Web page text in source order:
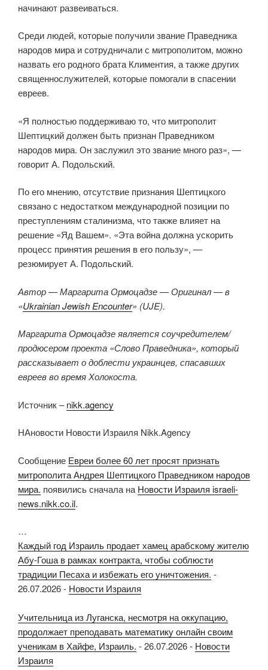
начинают развеиваться.
Среди людей, которые получили звание Праведника
народов мира и сотрудничали с митрополитом, можно
назвать его родного брата Климентия, а также других
священнослужителей, которые помогали в спасении
евреев.
«Я полностью поддерживаю то, что митрополит
Шептицкий должен быть признан Праведником
народов мира. Он заслужил это звание много раз», —
говорит А. Подольский.
По его мнению, отсутствие признания Шептицкого
связано с недостатком международной позиции по
преступлениям сталинизма, что также влияет на
решение «Яд Вашем». «Эта война должна ускорить
процесс принятия решения в его пользу», —
резюмирует А. Подольский.
Автор — Маргарита Ормоцадзе — Оригинал — в
«Ukrainian Jewish Encounter» (UJE).
Маргарита Ормоцадзе является соучредителем/
продюсером проекта «Слово Праведника», который
рассказывает о доблести украинцев, спасавших
евреев во время Холокоста.
Источник –nikk.agency
НАновости Новости Израиля Nikk.Agency
Сообщение Евреи более 60 лет просят признать
митрополита Андрея Шептицкого Праведником народов
мира. появились сначала на Новости Израиля israeli-
news.nikk.co.il.
…
Каждый год Израиль продает хамец арабскому жителю
Абу-Гоша в рамках контракта, чтобы соблюсти
традиции Песаха и избежать его уничтожения. -
26.07.2026- Новости Израиля
Учительница из Луганска, несмотря на оккупацию,
продолжает преподавать математику онлайн своим
ученикам в Хайфе, Израиль. -26.07.2026- Новости
Израиля